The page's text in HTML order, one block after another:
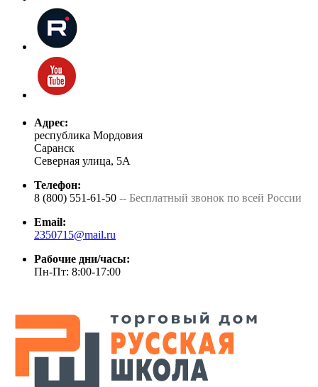
Адрес:
республика Мордовия
Саранск
Северная улица, 5А
Телефон:
8 (800) 551-61-50 -- Бесплатный звонок по всей России
Email:
2350715@mail.ru
Рабочие дни/часы:
Пн-Пт: 8:00-17:00